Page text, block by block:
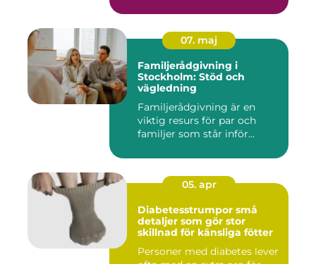
07. maj
Familjerådgivning i
Stockholm: Stöd och
vägledning
Familjerådgivning är en
viktig resurs för par och
familjer som står inför...
05. apr
Diabetesstrumpor små
detaljer som gör stor
skillnad för känsliga fötter
Personer med diabetes lever